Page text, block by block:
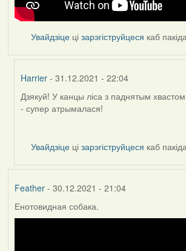
Увайдзіце цізарэгіструйцеся каб
Harrier - 31.12.2021 - 22:04
In
reply
Feather
Дзякуй! У канцы ліса з паднятым хвастом
- супер атрымалася!
Увайдзіце цізарэгіструйцеся каб
Feather- 30.12.2021 - 21:04
Енотовидная собака.